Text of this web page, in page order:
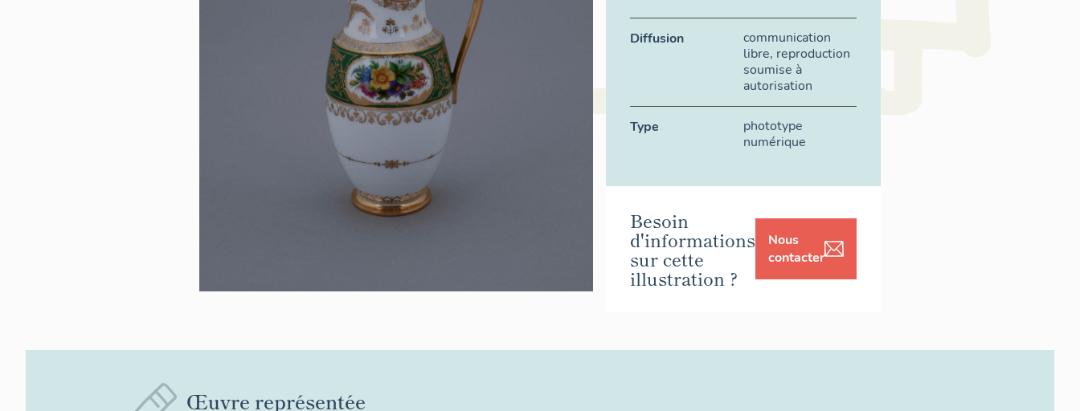
Diffusion
communication
libre, reproduction
soumise à
autorisation
Type
phototype
numérique
Besoin
d'informations
sur cette
illustration ?
Nous
contacter
Œuvre représentée